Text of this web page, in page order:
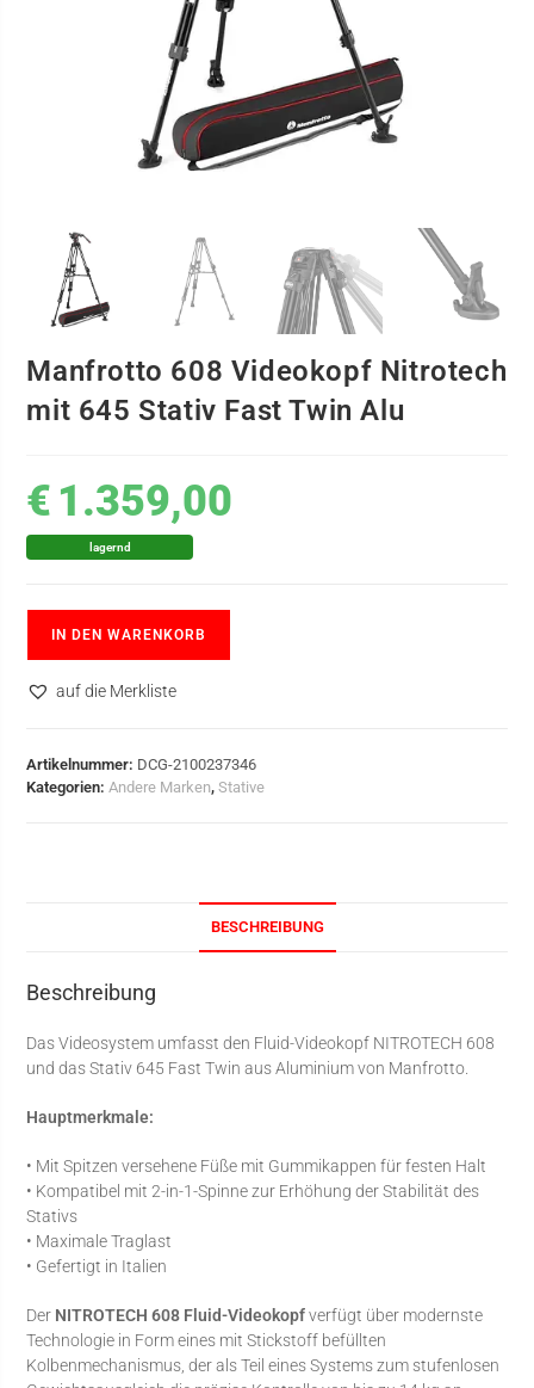
Manfrotto 608 Videokopf Nitrotech
mit 645 Stativ Fast Twin Alu
€ 1.359,00
lagernd
IN DEN WARENKORB
auf die Merkliste
Artikelnummer: DCG-2100237346
Kategorien: Andere Marken,Stative
BESCHREIBUNG
Beschreibung
Das Videosystem umfasst den Fluid-Videokopf NITROTECH 608
und das Stativ 645 Fast Twin aus Aluminium von Manfrotto.
Hauptmerkmale:
• Mit Spitzen versehene Füße mit Gummikappen für festen Halt
• Kompatibel mit 2-in-1-Spinne zur Erhöhung der Stabilität des
Stativs
• Maximale Traglast
• Gefertigt in Italien
Der NITROTECH 608 Fluid-Videokopfverfügt über modernste
Technologie in Form eines mit Stickstoff befüllten
Kolbenmechanismus, der als Teil eines Systems zum stufenlosen